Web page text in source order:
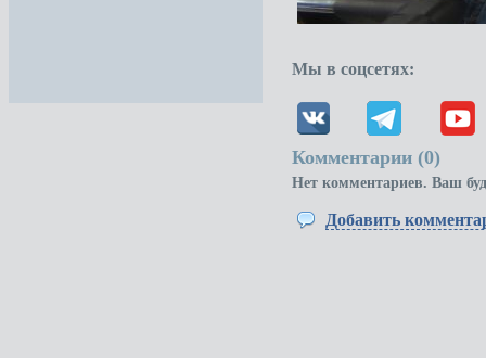
Мы в соцсетях:
Комментарии (0)
Нет комментариев. Ваш
Добавить